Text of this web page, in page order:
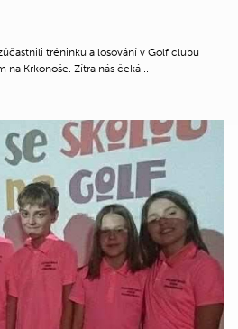
tréninku a losování v Golf clubu
na Krkonoše. Zítra nás čeká...